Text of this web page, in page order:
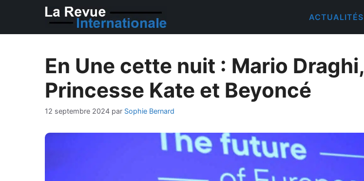
ACTUALITÉS
En Une cette nuit : Mario Draghi,
Princesse Kate et Beyoncé
12 septembre 2024 par Sophie Bernard